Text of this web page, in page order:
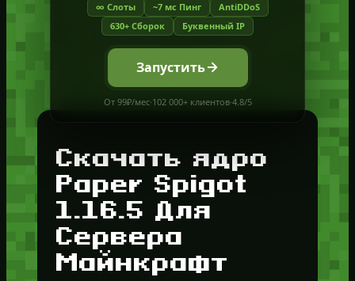
∞ Слоты ~7 мс Пинг
AntiDDoS
630+ Сборок
Буквенный IP
Запустить
От 99₽/мес·102 000+ клиентов·4.8/5
Скачать ядро
Paper Spigot
1.16.5 Для
Сервера
Майнкрафт